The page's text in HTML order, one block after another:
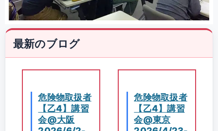
最新のブログ
危険物取扱者
【乙4】講習
会@大阪
危険物取扱者
【乙4】講習
会@東京